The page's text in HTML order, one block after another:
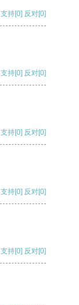
支持[0] 反对[0]
支持[0] 反对[0]
支持[0] 反对[0]
支持[0] 反对[0]
支持[0] 反对[0]